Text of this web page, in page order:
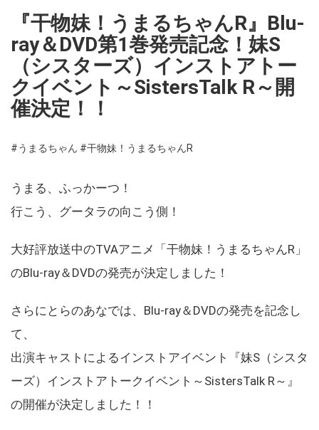
『干物妹！うまるちゃんR』Blu-
ray＆DVD第1巻発売記念！妹S
（シスターズ）インストアトー
クイベント～SistersTalk R～開
催決定！！
#うまるちゃん #干物妹！うまるちゃんR
うまる、ふっかーつ！
行こう、グータラの向こう側！
大好評放送中のTVAアニメ「干物妹！うまるちゃんR」
のBlu-ray＆DVDの発売が決定しました！
さらにとらのあなでは、Blu-ray＆DVDの発売を記念し
て、
出演キャストによるインストアイベント『妹S（シスタ
ーズ）インストアトークイベント～SistersTalk R～』
の開催が決定しました！！